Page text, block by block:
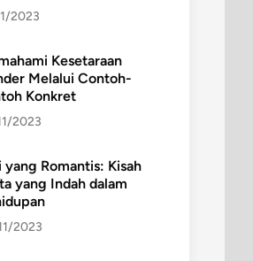
2023
Kesetaraan
Melalui Contoh-
Konkret
2023
yang Romantis: Kisah
yang Indah dalam
2023